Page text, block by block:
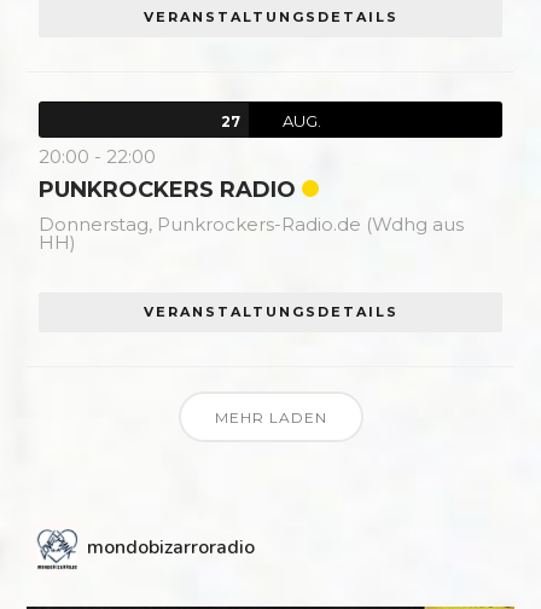
VERANSTALTUNGSDETAILS
27 AUG.
20:00 - 22:00
PUNKROCKERS RADIO
Donnerstag, Punkrockers-Radio.de (Wdhg aus
HH)
VERANSTALTUNGSDETAILS
MEHR LADEN
mondobizarroradio